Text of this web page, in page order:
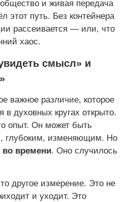
и живая передача
этот путь. Без контейнера
рассеивается — или, что
хаос.
смысл» и
важное различие, которое
в духовных кругах открыто.
опыт. Он может быть
глубоким, изменяющим. Но
времени. Оно случилось
другое измерение. Это не
и уходит. Это